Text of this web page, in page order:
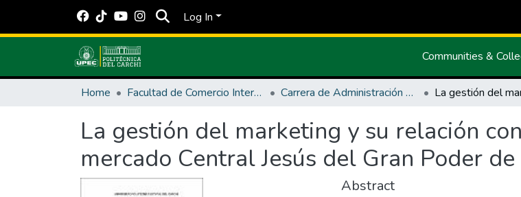
Log In
Communities &
Home Facultad de Comercio Internacional, Integración, Administración y Economía Empresarial Carrera de Administración de Empresas y Marketing
La gestión del marketing y su relación
mercado Central Jesús del Gran Poder
Abstract